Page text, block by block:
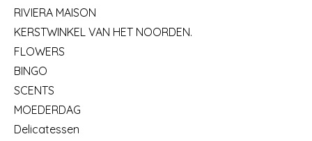
RIVIERA MAISON
KERSTWINKEL VAN HET NOORDEN.
FLOWERS
BINGO
SCENTS
MOEDERDAG
Delicatessen